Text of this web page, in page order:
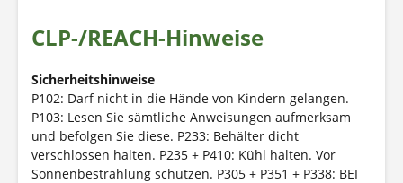
CLP-/REACH-Hinweise
Sicherheitshinweise
P102: Darf nicht in die Hände von Kindern gelangen.
P103: Lesen Sie sämtliche Anweisungen aufmerksam
und befolgen Sie diese. P233: Behälter dicht
verschlossen halten. P235 + P410: Kühl halten. Vor
Sonnenbestrahlung schützen. P305 + P351 + P338: BEI